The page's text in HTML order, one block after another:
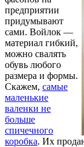
предприятии
придумывают
сами. Войлок —
материал гибкий,
можно свалять
обувь любого
размера и формы.
Скажем, самые
маленькие
валенки не
больше
спичечного
коробка. Их